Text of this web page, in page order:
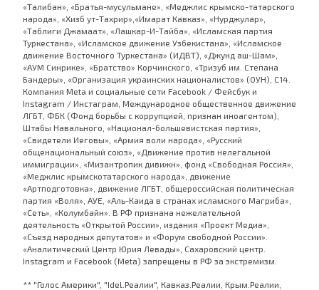
«Талибан», «Братья-мусульмане», «Меджлис крымско-татарского
народа», «Хизб ут-Тахрир»,«Имарат Кавказ», «Нурджулар»,
«Таблиги Джамаат», «Лашкар-И-Тайба», «Исламская партия
Туркестана», «Исламское движение Узбекистана», «Исламское
движение Восточного Туркестана» (ИДВТ), «Джунд аш-Шам»,
«АУМ Синрике», «Братство» Корчинского, «Тризуб им. Степана
Бандеры», «Организация украинских националистов» (ОУН), С14.
Компания Meta и социальные сети Facebook / Фейсбук и
Instagram / Инстаграм, Международное общественное движение
ЛГБТ, ФБК (Фонд борьбы с коррупцией, признан иноагентом),
Штабы Навального, «Национал-большевистская партия»,
«Свидетели Иеговы», «Армия воли народа», «Русский
общенациональный союз», «Движение против нелегальной
иммиграции», «Мизантропик дивижн», фонд «Свободная Россия»,
«Меджлис крымскотатарского народа», движение
«Артподготовка», движение ЛГБТ, общероссийская политическая
партия «Воля», АУЕ, «Аль-Каида в странах исламского Магриба»,
«Сеть», «Колумбайн». В РФ признана нежелательной
деятельность «Открытой России», издания «Проект Медиа»,
«Съезд народных депутатов» и «Форум свободной России».
«Аналитический Центр Юрия Левады», Сахаровский центр.
Instagram и Facebook (Metа) запрещены в РФ за экстремизм.
** "Голос Америки", "Idel.Реалии", Кавказ.Реалии, Крым.Реалии,